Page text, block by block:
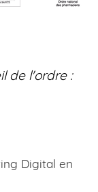
de l'ordre :
Digital en